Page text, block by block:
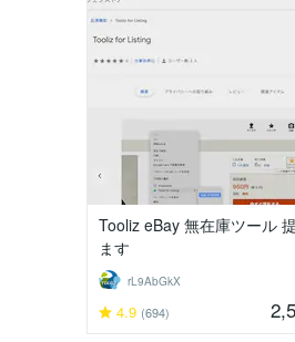
Tooliz eBay 無在庫ツール
ます
rL9AbGkX
4.9 (694)